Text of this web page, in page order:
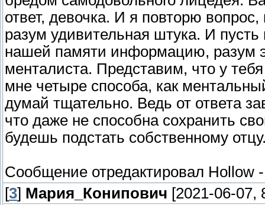
ответ, девочка. И я повторю
разум удивительная штука. И
нашей памяти информацию, разум
менталиста. Представим, что у
мне четыре способа, как
думай тщательно. Ведь от ответа
что даже не способна сохранить
будешь подстать собственному
Сообщение отредактировал Hollow
[3] Мария_Конипович [2021-06-07,